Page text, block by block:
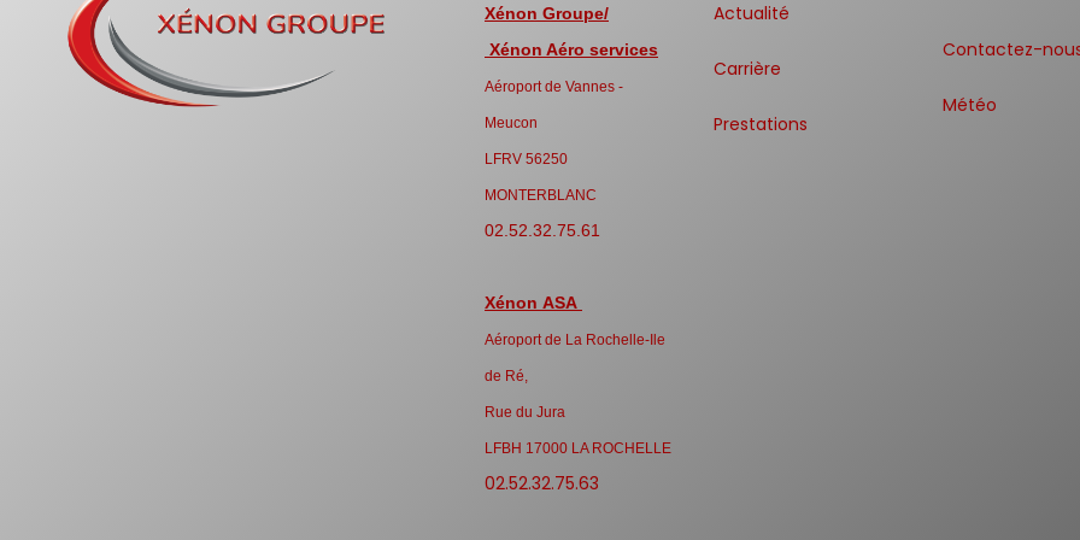
Xénon Groupe/
Xénon Aéro services
Aéroport de Vannes -
Meucon
LFRV 56250
MONTERBLANC
02.52.32.75.61
Xénon ASA
Aéroport de La Rochelle-Ile
de Ré,
Rue du Jura
LFBH 17000 LA ROCHELLE
02.52.32.75.63
Actualité
Carrière
Prestations
Contactez-
Météo